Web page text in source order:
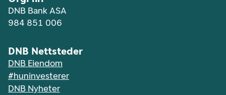
DNB Bank ASA
984 851 006
DNB Nettsteder
DNB Eiendom
#huninvesterer
DNB Nyheter